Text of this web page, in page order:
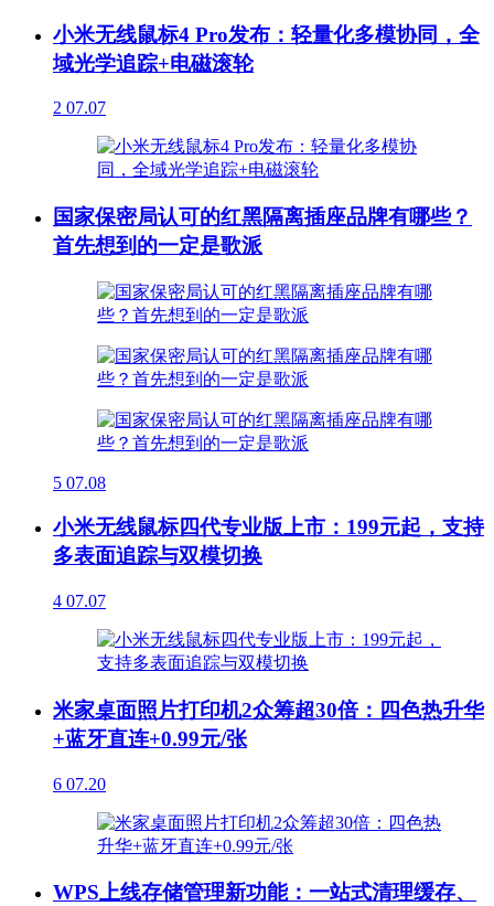
小米无线鼠标4 Pro发布：轻量化多模协同，全
域光学追踪+电磁滚轮
2 07.07
国家保密局认可的红黑隔离插座品牌有哪些？
首先想到的一定是歌派
5 07.08
小米无线鼠标四代专业版上市：199元起，支持
多表面追踪与双模切换
4 07.07
米家桌面照片打印机2众筹超30倍：四色热升华
+蓝牙直连+0.99元/张
6 07.20
WPS上线存储管理新功能：一站式清理缓存、